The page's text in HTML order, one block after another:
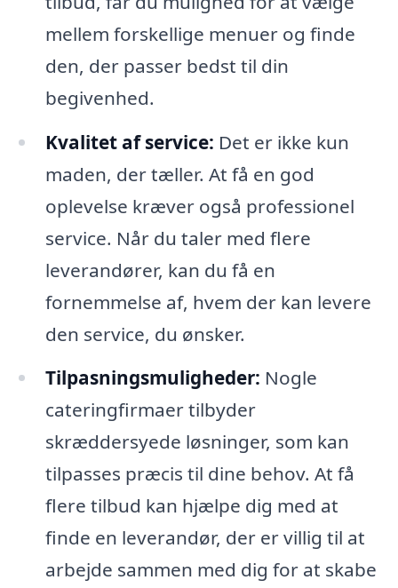
mellem forskellige menuer og finde
den, der passer bedst til din
begivenhed.
Kvalitet af service: Det er ikke kun
maden, der tæller. At få en god
oplevelse kræver også professionel
service. Når du taler med flere
leverandører, kan du få en
fornemmelse af, hvem der kan levere
den service, du ønsker.
Tilpasningsmuligheder: Nogle
cateringfirmaer tilbyder
skræddersyede løsninger, som kan
tilpasses præcis til dine behov. At få
flere tilbud kan hjælpe dig med at
finde en leverandør, der er villig til at
arbejde sammen med dig for at skabe